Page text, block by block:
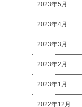
2023年5月
2023年4月
2023年3月
2023年2月
2023年1月
2022年12月